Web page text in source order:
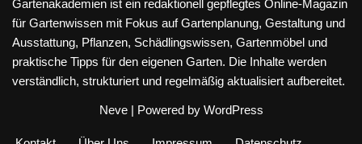
Gartenakademien ist ein redaktionell gepflegtes Online-Magazin
für Gartenwissen mit Fokus auf Gartenplanung, Gestaltung und
Ausstattung, Pflanzen, Schädlingswissen, Gartenmöbel und
praktische Tipps für den eigenen Garten. Die Inhalte werden
verständlich, strukturiert und regelmäßig aktualisiert aufbereitet.
Neve| Powered by WordPress